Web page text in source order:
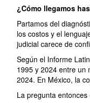
¿Cómo llegamos
Partamos del
los costos y el
judicial carece de
Según el Informe
1995 y 2024 entre un
2024. En México, la
La pregunta